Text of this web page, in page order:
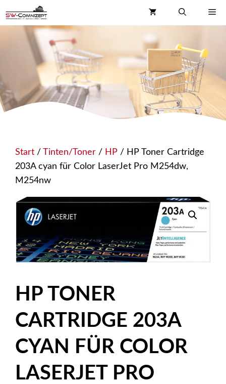
Inhalt
springen
Start / Tinten/Toner / HP / HP Toner Cartridge
203A cyan für Color LaserJet Pro M254dw,
M254nw
HP TONER
CARTRIDGE 203A
CYAN FÜR COLOR
LASERJET PRO